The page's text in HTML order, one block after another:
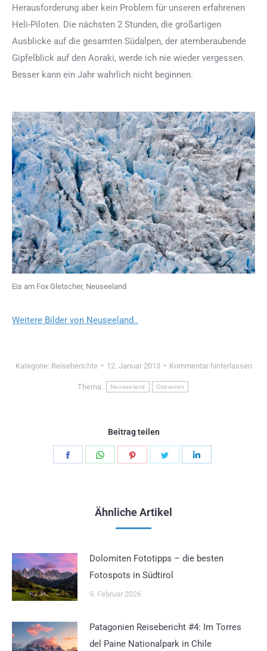
Herausforderung aber kein Problem für unseren erfahrenen
Heli-Piloten. Die nächsten 2 Stunden, die großartigen
Ausblicke auf die gesamten Südalpen, der atemberaubende
Gipfelblick auf den Aoraki, werde ich nie wieder vergessen.
Besser kann ein Jahr wahrlich nicht beginnen.
Eis am Fox Gletscher, Neuseeland
Weitere Bilder von Neuseeland..
Kategorie: Reiseberichte 12. Januar 2013 Kommentar hinterlassen
Thema: Neuseeland Ozeanien
Beitrag teilen
Teilen
Teilen
Teilen
Ähnliche Artikel
Dolomiten Fototipps – die besten
Fotospots in Südtirol
9. Februar 2026
Patagonien Reisebericht #4: Im Torres
del Paine Nationalpark in Chile